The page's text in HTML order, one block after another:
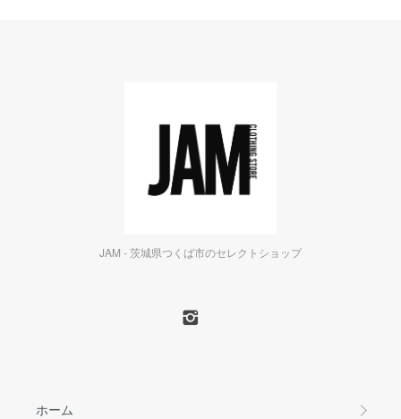
JAM - 茨城県つくば市のセレクトショップ
ホーム